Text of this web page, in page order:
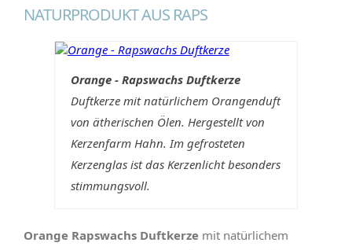
NATURPRODUKT AUS RAPS
Orange - Rapswachs Duftkerze
Duftkerze mit natürlichem Orangenduft
von ätherischen Ölen. Hergestellt von
Kerzenfarm Hahn. Im gefrosteten
Kerzenglas ist das Kerzenlicht besonders
stimmungsvoll.
Orange Rapswachs Duftkerze mit natürlichem